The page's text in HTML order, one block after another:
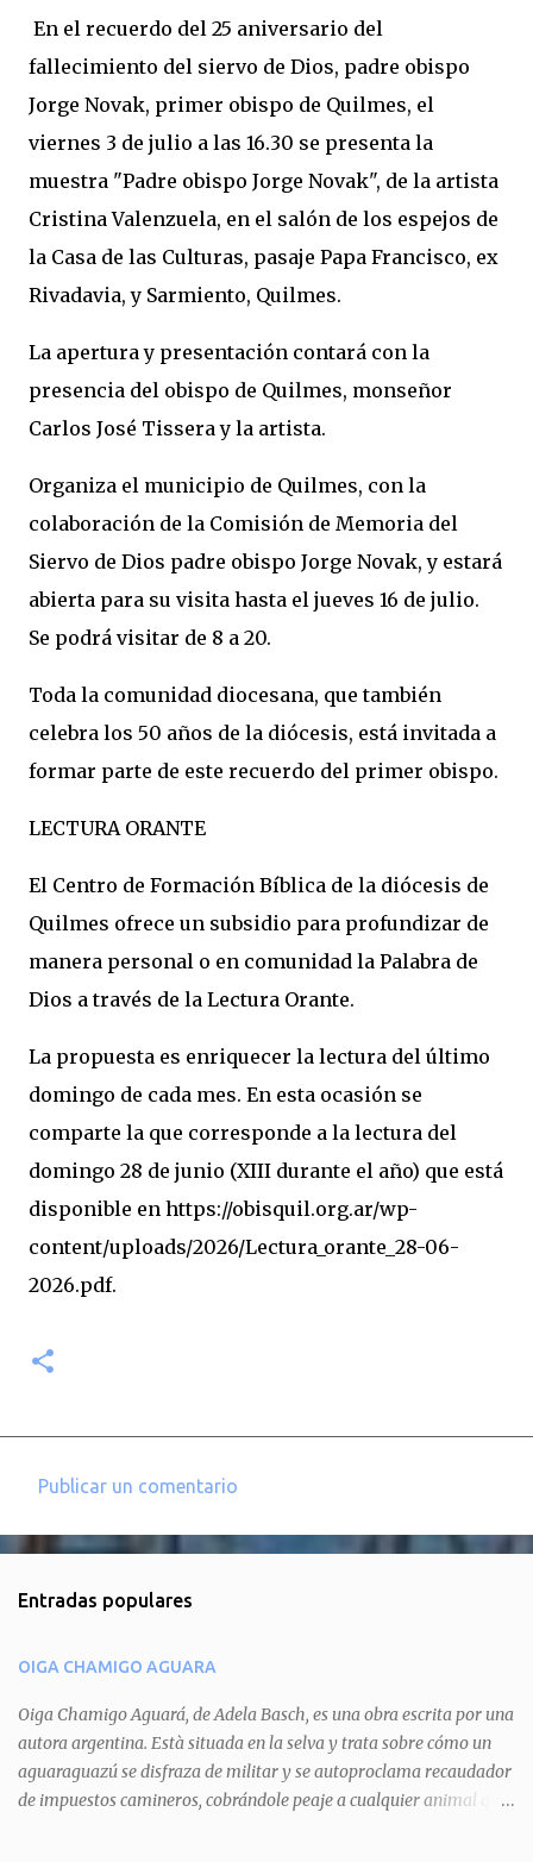
En el recuerdo del 25 aniversario del
fallecimiento del siervo de Dios, padre obispo
Jorge Novak, primer obispo de Quilmes, el
viernes 3 de julio a las 16.30 se presenta la
muestra "Padre obispo Jorge Novak", de la artista
Cristina Valenzuela, en el salón de los espejos de
la Casa de las Culturas, pasaje Papa Francisco, ex
Rivadavia, y Sarmiento, Quilmes.
La apertura y presentación contará con la
presencia del obispo de Quilmes, monseñor
Carlos José Tissera y la artista.
Organiza el municipio de Quilmes, con la
colaboración de la Comisión de Memoria del
Siervo de Dios padre obispo Jorge Novak, y estará
abierta para su visita hasta el jueves 16 de julio.
Se podrá visitar de 8 a 20.
Toda la comunidad diocesana, que también
celebra los 50 años de la diócesis, está invitada a
formar parte de este recuerdo del primer obispo.
LECTURA ORANTE
El Centro de Formación Bíblica de la diócesis de
Quilmes ofrece un subsidio para profundizar de
manera personal o en comunidad la Palabra de
Dios a través de la Lectura Orante.
La propuesta es enriquecer la lectura del último
domingo de cada mes. En esta ocasión se
comparte la que corresponde a la lectura del
domingo 28 de junio (XIII durante el año) que está
disponible en https://obisquil.org.ar/wp-
content/uploads/2026/Lectura_orante_28-06-
2026.pdf.
e
t
a
r
i
o
Publicar un comentario
Entradas populares
OIGA CHAMIGO AGUARA
Oiga Chamigo Aguará, de Adela Basch, es una obra escrita por una
autora argentina. Està situada en la selva y trata sobre cómo un
aguaraguazú se disfraza de militar y se autoproclama recaudador
de impuestos camineros, cobrándole peaje a cualquier animal que